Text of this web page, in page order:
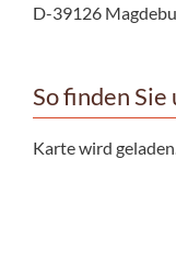
D-39126
So finden Sie
Karte wird geladen...